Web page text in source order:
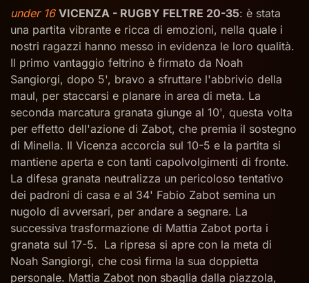
under 16 VICENZA - RUGBY FELTRE 20-35: è stata
una partita vibrante e ricca di emozioni, nella quale i
nostri ragazzi hanno messo in evidenza le loro qualità.
Il primo vantaggio feltrino è firmato da Noah
Sangiorgi, dopo 5', bravo a sfruttare l'abbrivio della
maul, per staccarsi e planare in area di meta. La
seconda marcatura granata giunge al 10', questa volta
per effetto dell'azione di Zabot, che premia il sostegno
di Minella. Il Vicenza accorcia sul 10-5 e la partita si
mantiene aperta e con tanti capolvolgimenti di fronte.
La difesa granata neutralizza un pericoloso tentativo
dei padroni di casa e al 34' Fabio Zabot semina un
nugolo di avversari, per andare a segnare. La
successiva trasformazione di Mattia Zabot porta i
granata sul 17-5. La ripresa si apre con la meta di
Noah Sangiorgi, che così firma la sua doppietta
personale. Mattia Zabot non sbaglia dalla piazzola,